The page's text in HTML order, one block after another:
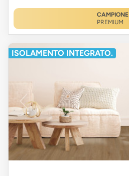
CAMPIONE
PREMIUM
ISOLAMENTO INTEGRATO.